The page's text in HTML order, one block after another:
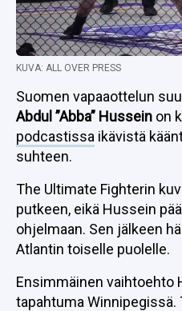
KUVA: ALL OVER PRESS
Suomen vapaaottelun
Abdul ”Abba” Hussein on
podcastissa ikävistä
suhteen.
The Ultimate Fighterin
putkeen, eikä Hussein
ohjelmaan. Sen jälkeen
Atlantin toiselle puolelle.
Ensimmäinen vaihtoehto
tapahtuma